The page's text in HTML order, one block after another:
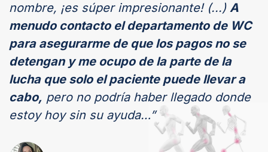
nombre, ¡es súper impresionante! (...) A
menudo contacto el departamento de WC
para asegurarme de que los pagos no se
detengan y me ocupo de la parte de la
lucha que solo el paciente puede llevar a
cabo, pero no podría haber llegado donde
estoy hoy sin su ayuda…”